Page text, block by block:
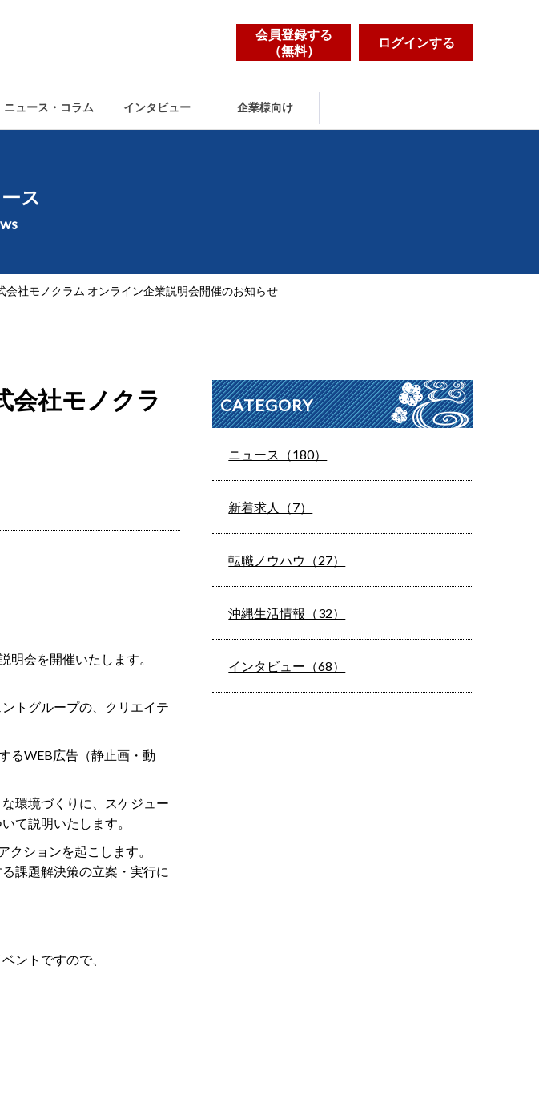
会員登録する
（無料）
ログインする
ニュース・コラム インタビュー 企業様向け
ス
会社モノクラム オンライン企業説明会開催のお知らせ
会社モノクラ
会を開催いたします。
トグループの、クリエイテ
るWEB広告（静止画・動
環境づくりに、スケジュー
て説明いたします。
ションを起こします。
課題解決策の立案・実行に
ントですので、
CATEGORY
ニュース（180）
新着求人（7）
転職ノウハウ（27）
沖縄生活情報（32）
インタビュー（68）